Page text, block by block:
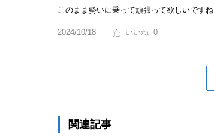
このまま勢いに乗って頑張って欲しいですね
2024/10/18 0
関連記事